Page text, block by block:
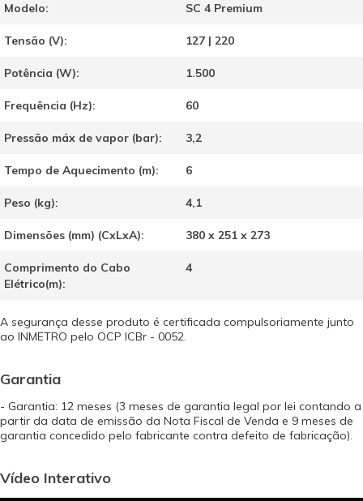
Modelo: SC 4 Premium
Tensão (V): 127 | 220
Potência (W): 1.500
Frequência (Hz): 60
Pressão máx de vapor (bar): 3,2
Tempo de Aquecimento (m): 6
Peso (kg): 4,1
Dimensões (mm) (CxLxA): 380 x 251 x 273
Comprimento do Cabo
Elétrico(m):
4
A segurança desse produto é certificada compulsoriamente junto
ao INMETRO pelo OCP ICBr - 0052.
Garantia
- Garantia: 12 meses (3 meses de garantia legal por lei contando a
partir da data de emissão da Nota Fiscal de Venda e 9 meses de
garantia concedido pelo fabricante contra defeito de fabricação).
Vídeo Interativo